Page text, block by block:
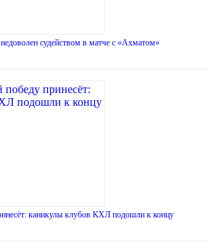
судейством в матче с «Ахматом»
каникулы клубов КХЛ подошли к концу